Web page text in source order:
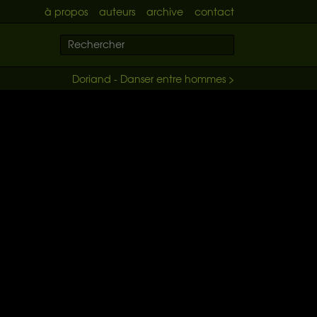
à propos auteurs archive contact
Doriand - Danser entre hommes >